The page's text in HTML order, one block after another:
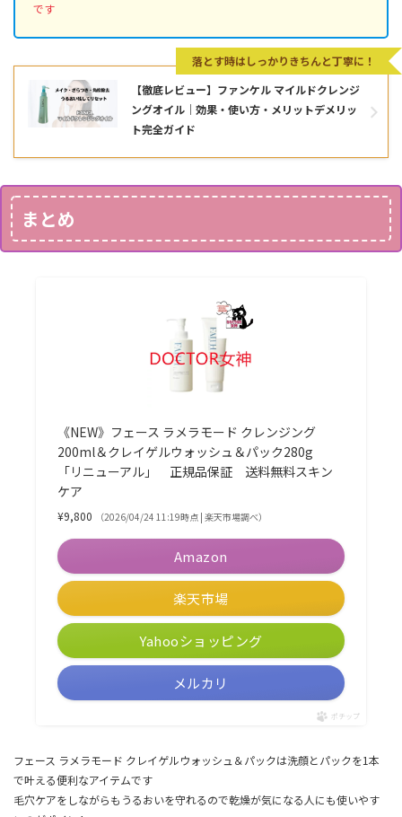
です
【徹底レビュー】ファンケル マイルドクレンジ
ングオイル｜効果・使い方・メリットデメリッ
ト完全ガイド
落とす時はしっかりきちんと丁寧に！
まとめ
《NEW》フェース ラメラモード クレンジング
200ml＆クレイゲルウォッシュ＆パック280g
「リニューアル」 正規品保証 送料無料スキン
ケア
¥9,800 （2026/04/24 11:19時点 | 楽天市場調べ）
Amazon
楽天市場
Yahooショッピング
メルカリ
ポチップ
フェース ラメラモード クレイゲルウォッシュ＆パックは洗顔とパックを1本
で叶える便利なアイテムです
毛穴ケアをしながらもうるおいを守れるので乾燥が気になる人にも使いやす